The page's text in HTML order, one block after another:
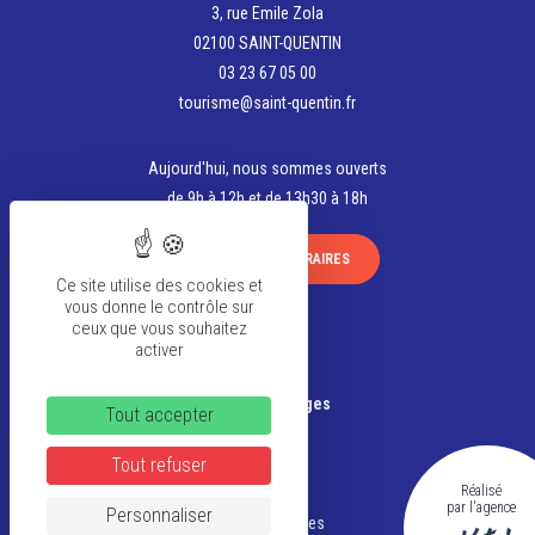
3, rue Emile Zola
02100 SAINT-QUENTIN
03 23 67 05 00
tourisme@saint-quentin.fr
Aujourd'hui, nous sommes ouverts
de 9h à 12h et de 13h30 à 18h
VOIR TOUS LES HORAIRES
Banque d’Images
Mentions légales
Réalisé
par l'agence
Ce site utilise des cookies et
vous donne le contrôle sur
ceux que vous souhaitez
activer
Tout accepter
Tout refuser
Personnaliser